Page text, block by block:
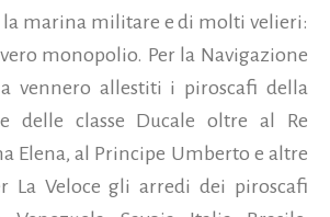
la marina militare e di molti velieri:
monopolio. Per la Navigazione
vennero allestiti i piroscafi della
delle classe Ducale oltre al Re
Elena, al Principe Umberto e altre
La Veloce gli arredi dei piroscafi